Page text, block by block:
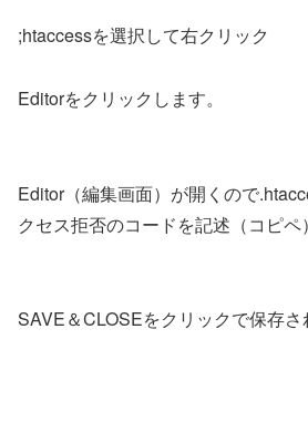
;htaccessを選択して右クリック
Editorをクリックします。
Editor（編集画面）が開くので
クセス拒否のコードを記述（コピペ
SAVE＆CLOSEをクリックで保存さ